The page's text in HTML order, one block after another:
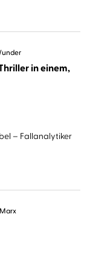
in einem,
– Fallanalytiker